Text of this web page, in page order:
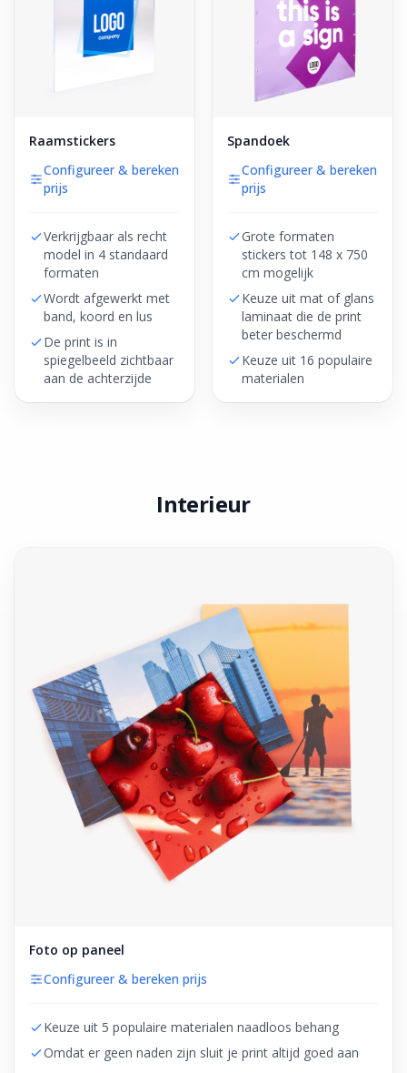
Raamstickers
Configureer & bereken
prijs
Verkrijgbaar als recht
model in 4 standaard
formaten
Wordt afgewerkt met
band, koord en lus
De print is in
spiegelbeeld zichtbaar
aan de achterzijde
Spandoek
Configureer & bereken
prijs
Grote formaten
stickers tot 148 x 750
cm mogelijk
Keuze uit mat of glans
laminaat die de print
beter beschermd
Keuze uit 16 populaire
materialen
Interieur
Foto op paneel
Configureer & bereken prijs
Keuze uit 5 populaire materialen naadloos behang
Omdat er geen naden zijn sluit je print altijd goed aan